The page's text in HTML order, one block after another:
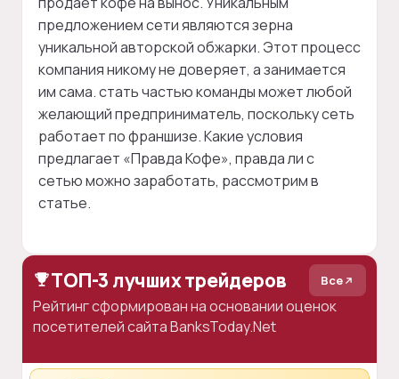
предложением сети являются зерна
уникальной авторской обжарки. Этот процесс
компания никому не доверяет, а занимается
им сама. стать частью команды может любой
желающий предприниматель, поскольку сеть
работает по франшизе. Какие условия
предлагает «Правда Кофе», правда ли с
сетью можно заработать, рассмотрим в
статье.
ТОП-3 лучших трейдеров Все
Рейтинг сформирован на основании оценок
посетителей сайта BanksToday.Net